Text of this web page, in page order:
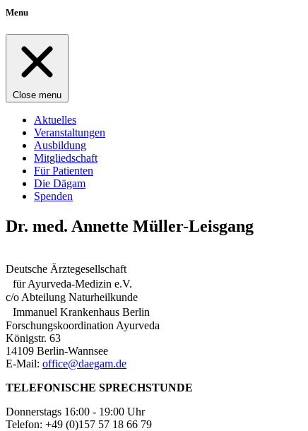
Menu
Close menu
Aktuelles
Veranstaltungen
Ausbildung
Mitgliedschaft
Für Patienten
Die Dägam
Spenden
Dr. med. Annette Müller-Leisgang
Deutsche Ärztegesellschaft
für Ayurveda-Medizin e.V.
c/o Abteilung Naturheilkunde
Immanuel Krankenhaus Berlin
Forschungskoordination Ayurveda
Königstr. 63
14109 Berlin-Wannsee
E-Mail: office@daegam.de
TELEFONISCHE SPRECHSTUNDE
Donnerstags 16:00 - 19:00 Uhr
Telefon: +49 (0)157 57 18 66 79